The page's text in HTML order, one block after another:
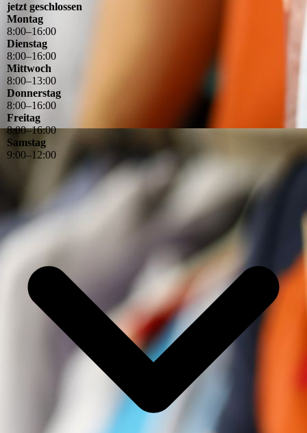
jetzt geschlossen
Montag
8:00–16:00
Dienstag
8:00–16:00
Mittwoch
8:00–13:00
Donnerstag
8:00–16:00
Freitag
8:00–16:00
Samstag
9:00–12:00